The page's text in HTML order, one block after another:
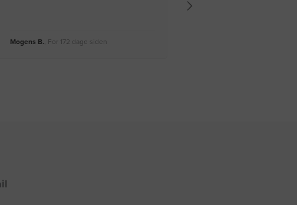
Mogens B., For 172 dage siden